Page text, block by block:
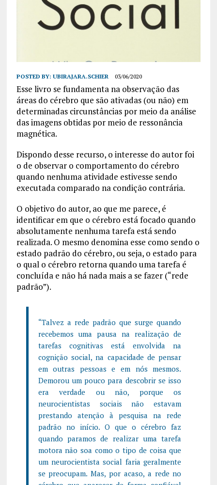
POSTED BY: UBIRAJARA.SCHIER 03/06/2020
Esse livro se fundamenta na observação das
áreas do cérebro que são ativadas (ou não) em
determinadas circunstâncias por meio da análise
das imagens obtidas por meio de ressonância
magnética.
Dispondo desse recurso, o interesse do autor foi
o de observar o comportamento do cérebro
quando nenhuma atividade estivesse sendo
executada comparado na condição contrária.
O objetivo do autor, ao que me parece, é
identificar em que o cérebro está focado quando
absolutamente nenhuma tarefa está sendo
realizada. O mesmo denomina esse como sendo o
estado padrão do cérebro, ou seja, o estado para
o qual o cérebro retorna quando uma tarefa é
concluída e não há nada mais a se fazer (“rede
padrão”).
“Talvez a rede padrão que surge quando
recebemos uma pausa na realização de
tarefas cognitivas está envolvida na
cognição social, na capacidade de pensar
em outras pessoas e em nós mesmos.
Demorou um pouco para descobrir se isso
era verdade ou não, porque os
neurocientistas sociais não estavam
prestando atenção à pesquisa na rede
padrão no início. O que o cérebro faz
quando paramos de realizar uma tarefa
motora não soa como o tipo de coisa que
um neurocientista social faria geralmente
se preocupam. Mas, por acaso, a rede no